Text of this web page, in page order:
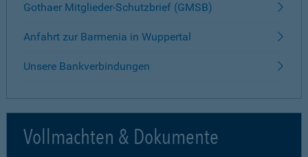
Gothaer Mitglieder-Schutzbrief (GMSB)
Anfahrt zur Barmenia in Wuppertal
Unsere Bankverbindungen
Vollmachten & Dokumente